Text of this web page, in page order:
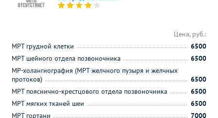
Цена, руб.:
МРТ грудной клетки
6500
МРТ шейного отдела позвоночника
6500
МР-холангиография (МРТ желчного пузыря и желчных
протоков)
6500
МРТ пояснично-крестцового отдела позвоночника
6500
МРТ мягких тканей шеи
6500
МРТ гортани
7000